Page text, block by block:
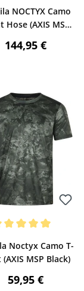
NOCTYX Camo
Hose (AXIS MSP
Regulärer Preis:
144,95 €
Noctyx Camo T-
MSP Black)
Regulärer Preis:
59,95 €